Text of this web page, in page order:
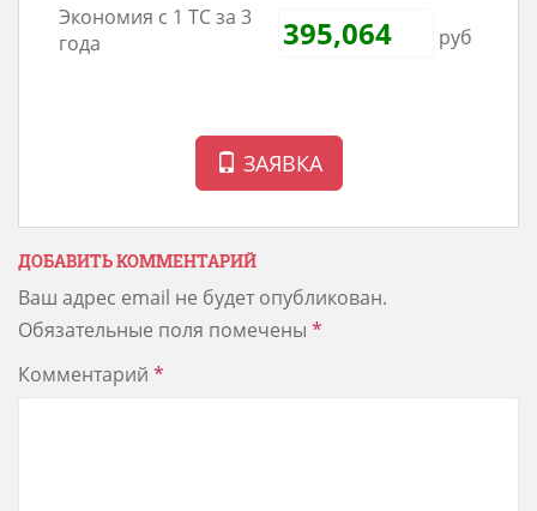
Экономия с 1 ТС за 3
года
руб
ЗАЯВКА
ДОБАВИТЬ КОММЕНТАРИЙ
Ваш адрес email не будет опубликован.
Обязательные поля помечены *
Комментарий *